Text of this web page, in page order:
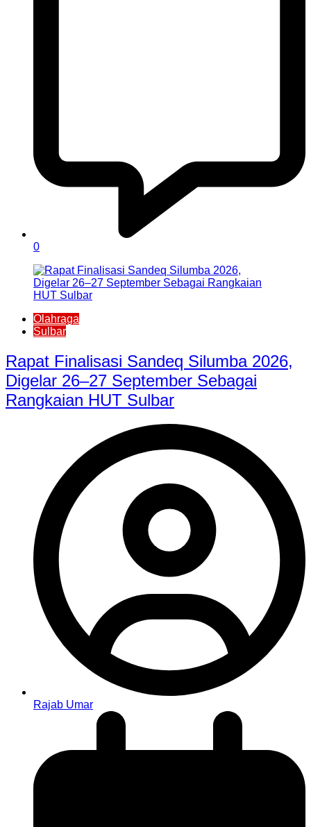
0
Olahraga
Sulbar
Rapat Finalisasi Sandeq Silumba 2026,
Digelar 26–27 September Sebagai
Rangkaian HUT Sulbar
Rajab Umar